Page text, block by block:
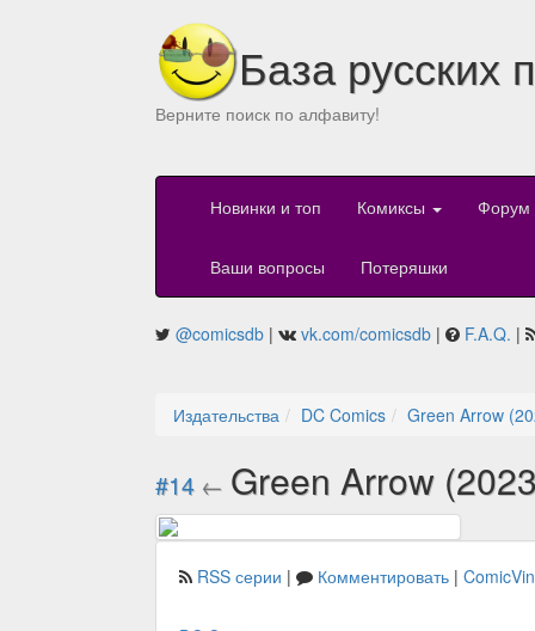
База русских
Верните поиск по алфавиту!
Новинки и топ Комиксы Форум
Ваши вопросы Потеряшки
@comicsdb | vk.com/comicsdb | F.A.Q. |
Издательства DC Comics Green Arrow
#14 ← Green Arrow
RSS серии | Комментировать |